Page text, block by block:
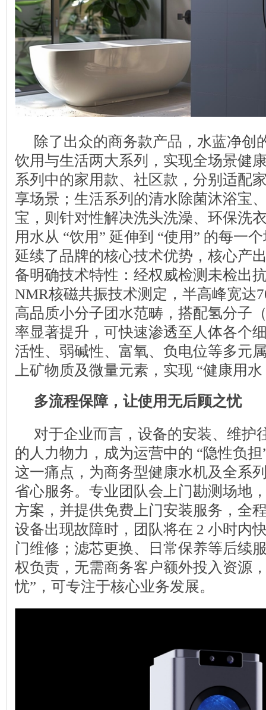
除了出众的商务款产品，水蓝净创
饮用与生活两大系列，实现全场景健
系列中的家用款、社区款，分别适配
享场景；生活系列的清水除菌沐浴宝
宝，则针对性解决洗头洗澡、环保洗
用水从 “饮用” 延伸到 “使用” 的每一
延续了品牌的核心技术优势，核心产
备明确技术特性：经权威检测未检出
NMR核磁共振技术测定，半高峰宽达
高品质小分子团水范畴，搭配氢分子
率显著提升，可快速渗透至人体各个
活性、弱碱性、富氧、负电位等多元
上矿物质及微量元素，实现 “健康用
多流程保障，让使用无后顾之忧
对于企业而言，设备的安装、维护
的人力物力，成为运营中的 “隐性负
这一痛点，为商务型健康水机及全系
省心服务。专业团队会上门勘测场地
方案，并提供免费上门安装服务，全
设备出现故障时，团队将在 2 小时内
门维修；滤芯更换、日常保养等后续
权负责，无需商务客户额外投入资源
忧”，可专注于核心业务发展。